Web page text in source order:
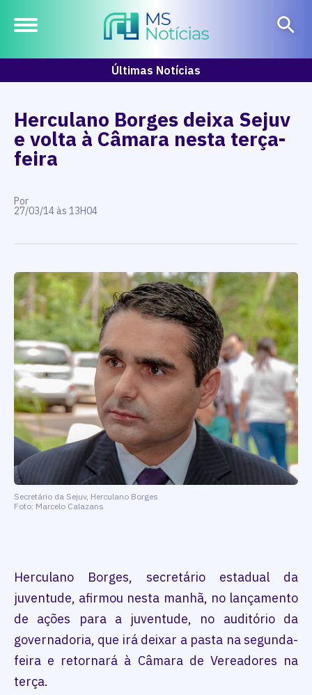
Últimas Notícias
Herculano Borges deixa Sejuv
e volta à Câmara nesta terça-
feira
Por
27/03/14 às 13H04
Secretário da Sejuv, Herculano Borges
Foto: Marcelo Calazans
Herculano Borges, secretário estadual da
juventude, afirmou nesta manhã, no lançamento
de ações para a juventude, no auditório da
governadoria, que irá deixar a pasta na segunda-
feira e retornará à Câmara de Vereadores na
terça.